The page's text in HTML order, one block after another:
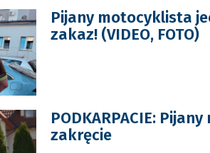
Pijany motocyklista
zakaz! (VIDEO, FOTO)
PODKARPACIE:
zakręcie